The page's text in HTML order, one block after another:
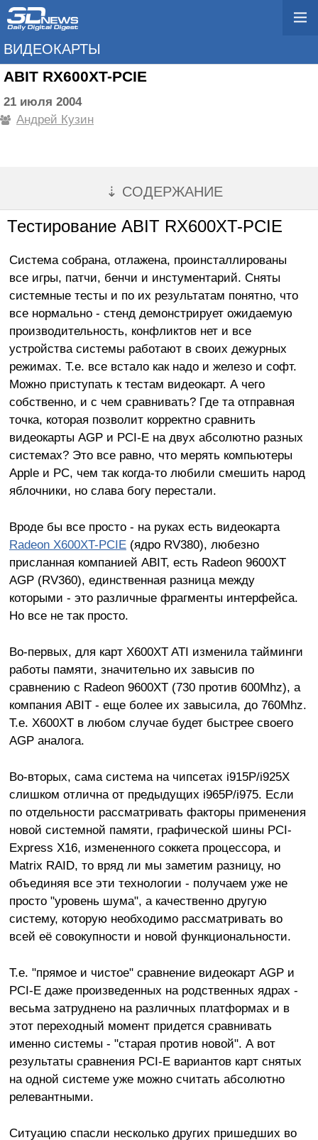
ВИДЕОКАРТЫ
ABIT RX600XT-PCIE
21 июля 2004
Андрей Кузин
⇣ СОДЕРЖАНИЕ
Тестирование ABIT RX600XT-PCIE
Система собрана, отлажена, проинсталлированы
все игры, патчи, бенчи и инстументарий. Сняты
системные тесты и по их результатам понятно, что
все нормально - стенд демонстрирует ожидаемую
производительность, конфликтов нет и все
устройства системы работают в своих дежурных
режимах. Т.е. все встало как надо и железо и софт.
Можно приступать к тестам видеокарт. А чего
собственно, и с чем сравнивать? Где та отправная
точка, которая позволит корректно сравнить
видеокарты AGP и PCI-E на двух абсолютно разных
системах? Это все равно, что мерять компьютеры
Apple и PC, чем так когда-то любили смешить народ
яблочники, но слава богу перестали.
Вроде бы все просто - на руках есть видеокарта
Radeon X600XT-PCIE(ядро RV380), любезно
присланная компанией ABIT, есть Radeon 9600XT
AGP (RV360), единственная разница между
которыми - это различные фрагменты интерфейса.
Но все не так просто.
Во-первых, для карт X600XT ATI изменила тайминги
работы памяти, значительно их завысив по
сравнению с Radeon 9600XT (730 против 600Mhz), а
компания ABIT - еще более их завысила, до 760Mhz.
Т.е. X600XT в любом случае будет быстрее своего
AGP аналога.
Во-вторых, сама система на чипсетах i915P/i925X
слишком отлична от предыдущих i965P/i975. Если
по отдельности рассматривать факторы применения
новой системной памяти, графической шины PCI-
Express X16, измененного соккета процессора, и
Matrix RAID, то вряд ли мы заметим разницу, но
объединяя все эти технологии - получаем уже не
просто "уровень шума", а качественно другую
систему, которую необходимо рассматривать во
всей её совокупности и новой функциональности.
Т.е. "прямое и чистое" сравнение видеокарт AGP и
PCI-E даже произведенных на родственных ядрах -
весьма затруднено на различных платформах и в
этот переходный момент придется сравнивать
именно системы - "старая против новой". А вот
результаты сравнения PCI-E вариантов карт снятых
на одной системе уже можно считать абсолютно
релевантными.
Ситуацию спасли несколько других пришедших во